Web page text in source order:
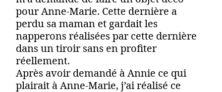
pour Anne-Marie. Cette dernière a
perdu sa maman et gardait les
napperons réalisées par cette dernière
dans un tiroir sans en profiter
réellement.
Après avoir demandé à Annie ce qui
plairait à Anne-Marie, j’ai réalisé ce